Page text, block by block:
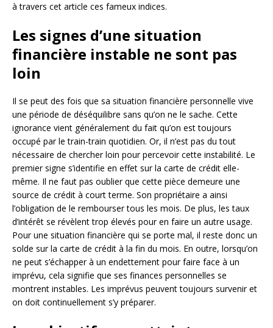
à travers cet article ces fameux indices.
Les signes d’une situation
financière instable ne sont pas
loin
Il se peut des fois que sa situation financière personnelle vive
une période de déséquilibre sans qu’on ne le sache. Cette
ignorance vient généralement du fait qu’on est toujours
occupé par le train-train quotidien. Or, il n’est pas du tout
nécessaire de chercher loin pour percevoir cette instabilité. Le
premier signe s’identifie en effet sur la carte de crédit elle-
même. Il ne faut pas oublier que cette pièce demeure une
source de crédit à court terme. Son propriétaire a ainsi
l’obligation de le rembourser tous les mois. De plus, les taux
d’intérêt se révèlent trop élevés pour en faire un autre usage.
Pour une situation financière qui se porte mal, il reste donc un
solde sur la carte de crédit à la fin du mois. En outre, lorsqu’on
ne peut s’échapper à un endettement pour faire face à un
imprévu, cela signifie que ses finances personnelles se
montrent instables. Les imprévus peuvent toujours survenir et
on doit continuellement s’y préparer.